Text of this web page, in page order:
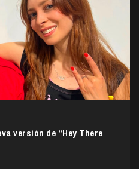
versión de “Hey There